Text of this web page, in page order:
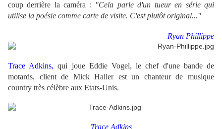
coup derrière la caméra : "Cela parle d'un tueur en série qui
utilise la poésie comme carte de visite. C'est plutôt original..."
Ryan Phillippe
Trace Adkins, qui joue Eddie Vogel, le chef d'une bande de
motards, client de Mick Haller est un chanteur de musique
country très célèbre aux Etats-Unis.
Trace Adkins